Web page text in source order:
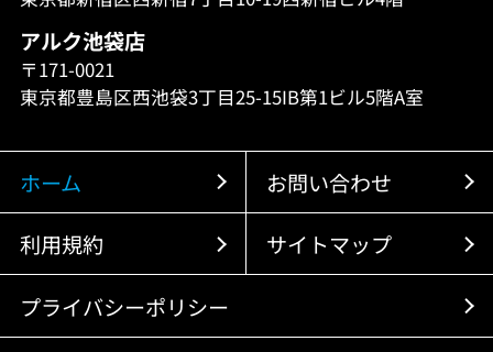
アルク池袋店
〒171-0021
東京都豊島区西池袋3丁目25-15IB第1ビル5階A室
ホーム お問い合わせ
利用規約 サイトマップ
プライバシーポリシー